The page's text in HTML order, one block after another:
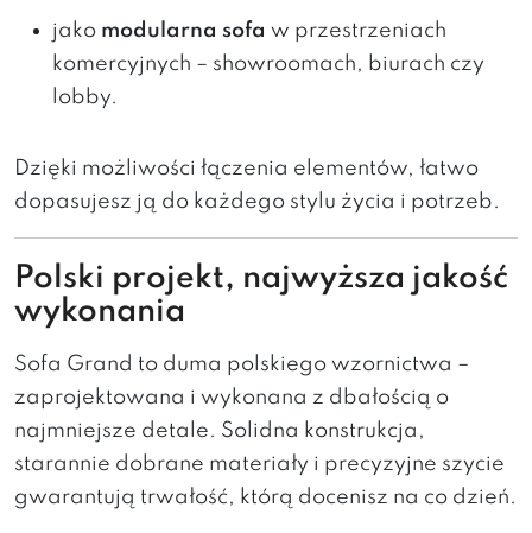
jako modularna sofa w przestrzeniach
komercyjnych – showroomach, biurach czy
lobby.
Dzięki możliwości łączenia elementów, łatwo
dopasujesz ją do każdego stylu życia i potrzeb.
Polski projekt, najwyższa jakość
wykonania
Sofa Grand to duma polskiego wzornictwa –
zaprojektowana i wykonana z dbałością o
najmniejsze detale. Solidna konstrukcja,
starannie dobrane materiały i precyzyjne szycie
gwarantują trwałość, którą docenisz na co dzień.